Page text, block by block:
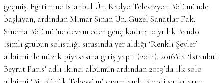
geçmiş. Eğitimine İstanbul Ün. Radyo Televizyon Bölümünde
başlayan, ardından Mimar Sinan Ün. Güzel Sanatlar Fak.
Sinema Bölümü’ne devam eden genç kadın; 10 yıllık Bando
isimli grubun solistliği sırasında yer aldığı ‘Renkli Şeyler’
albümü ile müzik piyasasına giriş yaptı (2014). 2016’da ‘İstanbul
Beyrut Paris’ adlı ikinci albümün ardından 2019’da ilk solo